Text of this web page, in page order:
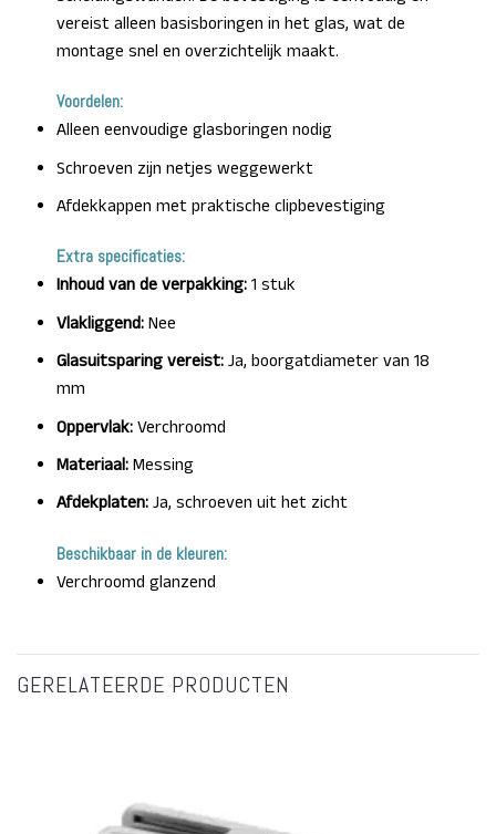
vereist alleen basisboringen in het glas, wat de
montage snel en overzichtelijk maakt.
Voordelen:
Alleen eenvoudige glasboringen nodig
Schroeven zijn netjes weggewerkt
Afdekkappen met praktische clipbevestiging
Extra specificaties:
Inhoud van de verpakking:1 stuk
Vlakliggend:Nee
Glasuitsparing vereist:Ja, boorgatdiameter van 18
mm
Oppervlak:Verchroomd
Materiaal:Messing
Afdekplaten:Ja, schroeven uit het zicht
Beschikbaar in de kleuren:
Verchroomd glanzend
GERELATEERDE PRODUCTEN